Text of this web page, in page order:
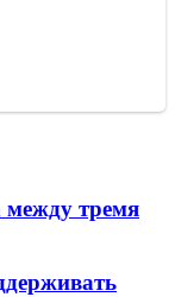
между тремя